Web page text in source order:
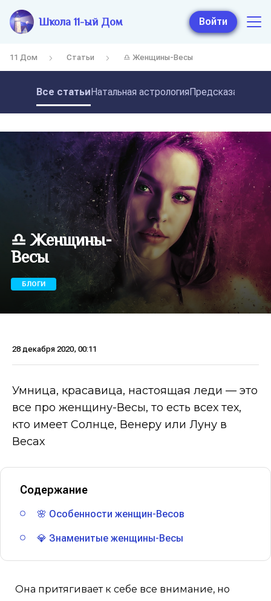
Школа 11-ый Дом Войти
11 Дом Статьи ♎ Женщины-Весы
Все статьиНатальная астрология
♎ Женщины-
Весы
БЛОГИ
28 декабря 2020, 00:11
Умница, красавица, настоящая леди — это
все про женщину-Весы, то есть всех тех,
кто имеет Солнце, Венеру или Луну в
Весах
Содержание
🌸 Особенности женщин-Весов
💎 Знаменитые женщины-Весы
Она притягивает к себе все внимание, но